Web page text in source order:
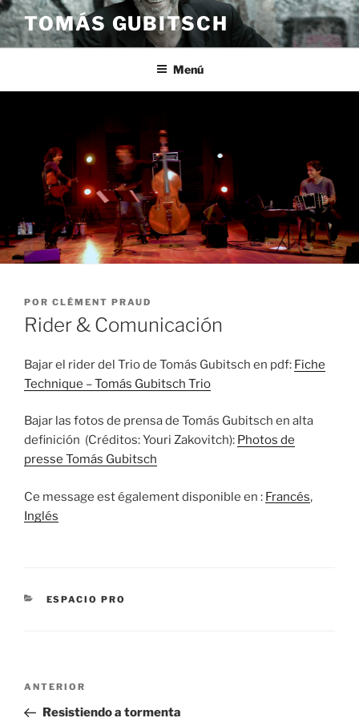
Saltar
al
contenido
TOMÁS GUBITSCH
Menú
PUBLICADO
EL
POR CLÉMENT PRAUD
Rider & Comunicación
Bajar el rider del Trio de Tomás Gubitsch en pdf: Fiche
Technique – Tomás Gubitsch Trio
Bajar las fotos de prensa de Tomás Gubitsch en alta
definición (Créditos: Youri Zakovitch): Photos de
presse Tomás Gubitsch
Ce message est également disponible en : Francés
Inglés
CATEGORÍAS
ESPACIO PRO
Navegación
Entrada
anterior:
ANTERIOR
Resistiendo a tormenta